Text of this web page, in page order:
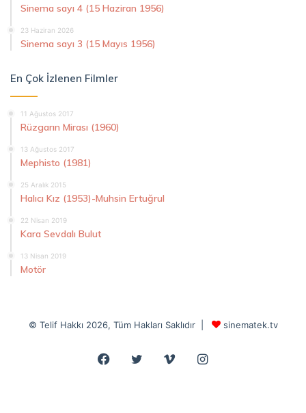
Sinema sayı 4 (15 Haziran 1956)
23 Haziran 2026
Sinema sayı 3 (15 Mayıs 1956)
En Çok İzlenen Filmler
11 Ağustos 2017
Rüzgarın Mirası (1960)
13 Ağustos 2017
Mephisto (1981)
25 Aralık 2015
Halıcı Kız (1953)-Muhsin Ertuğrul
22 Nisan 2019
Kara Sevdalı Bulut
13 Nisan 2019
Motör
© Telif Hakkı 2026, Tüm Hakları Saklıdır | sinematek.tv
Facebook
Twitter VimeoInstagram